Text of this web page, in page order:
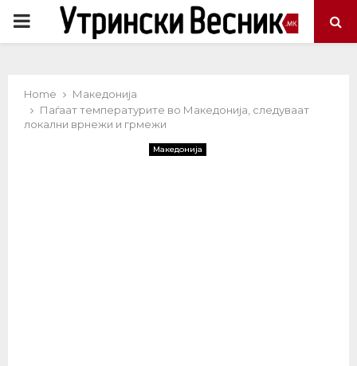
PRIMARY
Home
Македонија
Паѓаат температурите во Македонија, следуваат
локални врнежи и грмежи
Македонија